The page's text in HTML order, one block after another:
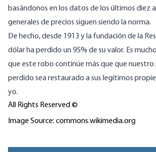
basándonos en los datos de los últimos diez
generales de precios siguen siendo la norma.
De hecho, desde 1913 y la fundación de la
dólar ha perdido un 95% de su valor. Es
que este robo continúe más que que
perdido sea restaurado a sus legítimos
yo.
All Rights Reserved ©
Image Source: commons.wikimedia.org